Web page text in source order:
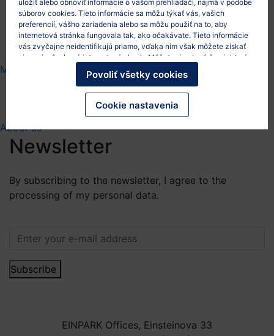
Privacy / Gdpr
Intellectual Property
Corporate / M&A
More about services
People
About us
Newsletter
By subscribing to the newsletter, I agree to the
processing of my personal data.
Subscribe
EINPARK Offices, Einsteinova 33
uložiť alebo obnoviť informácie o vašom prehliadači, najmä v podobe
súborov cookies. Tieto informácie sa môžu týkať vás, vašich
preferencií, vášho zariadenia alebo sa môžu použiť na to, aby
internetová stránka fungovala tak, ako očakávate. Tieto informácie
vás zvyčajne neidentifikujú priamo, vďaka nim však môžete získať
viac prispôsobený internetový obsah. Môžete si vybrať, že niektoré
typy súborov cookies nepovolíte. Po kliknutí na nadpisy rôznych
kategórií sa dozviete viac a zmeníte svoje predvolené nastavenia.
Mali by ste však vedieť, že blokovanie niektorých súborov cookies
môže ovplyvniť vašu skúsenosť so stránkou a služby, ktoré vám
Cookie nastavenia
Povoliť všetky cookies